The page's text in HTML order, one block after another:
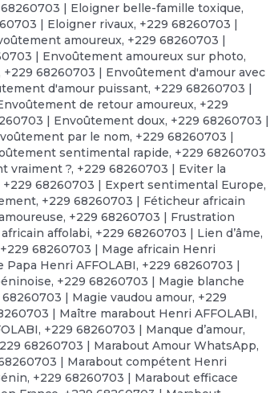
| Eloigner belle-famille toxique,
| Eloigner rivaux, +229 68260703 |
amoureux, +229 68260703 |
| Envoûtement amoureux sur photo,
+229 68260703 | Envoûtement d'amour avec
d'amour puissant, +229 68260703 |
de retour amoureux, +229
| Envoûtement doux, +229 68260703 |
par le nom, +229 68260703 |
sentimental rapide, +229 68260703
vraiment ?, +229 68260703 | Eviter la
+229 68260703 | Expert sentimental Europe,
, +229 68260703 | Féticheur africain
, +229 68260703 | Frustration
affolabi, +229 68260703 | Lien d’âme,
+229 68260703 | Mage africain Henri
Henri AFFOLABI, +229 68260703 |
, +229 68260703 | Magie blanche
68260703 | Magie vaudou amour, +229
| Maître marabout Henri AFFOLABI,
, +229 68260703 | Manque d’amour,
68260703 | Marabout Amour WhatsApp,
| Marabout compétent Henri
, +229 68260703 | Marabout efficace